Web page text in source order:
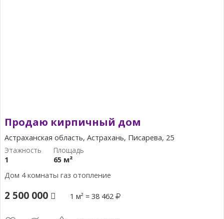
Продаю кирпичный дом
Астраханская область, Астрахань, Писарева, 25
1
65 м²
Дом 4 комнаты газ отопление
2 500 000 1 м² = 38 462